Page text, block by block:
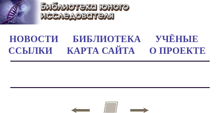
НОВОСТИ БИБЛИОТЕКА
УЧЁНЫЕ
ССЫЛКИ
КАРТА САЙТА О ПРОЕКТЕ